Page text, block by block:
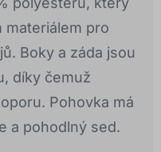
materiálem pro
Boky a záda jsou
díky čemuž
oporu. Pohovka má
a pohodlný sed.